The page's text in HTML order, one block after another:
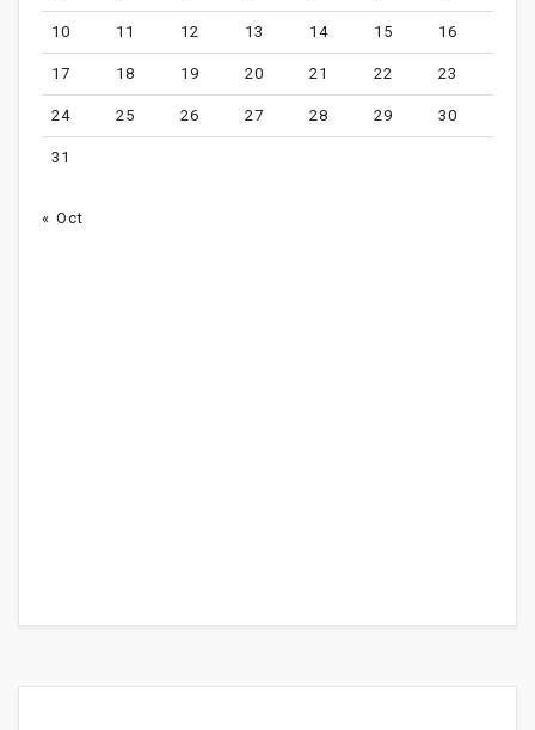
10 11 12 13 14 15 16
17 18 19 20 21 22 23
24 25 26 27 28 29 30
31
« Oct